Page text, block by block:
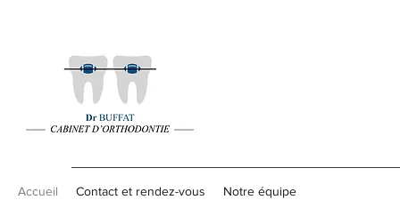
Accueil Contact et rendez-vous Notre équipe